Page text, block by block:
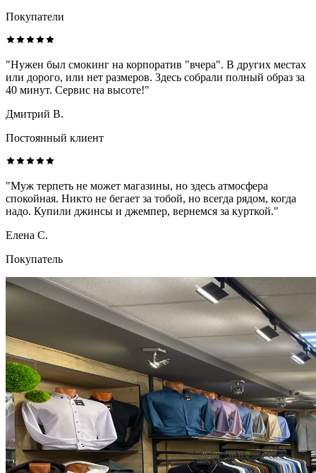
Покупатели
"Нужен был смокинг на корпоратив "вчера". В других местах
или дорого, или нет размеров. Здесь собрали полный образ за
40 минут. Сервис на высоте!"
Дмитрий В.
Постоянный клиент
"Муж терпеть не может магазины, но здесь атмосфера
спокойная. Никто не бегает за тобой, но всегда рядом, когда
надо. Купили джинсы и джемпер, вернемся за курткой."
Елена С.
Покупатель